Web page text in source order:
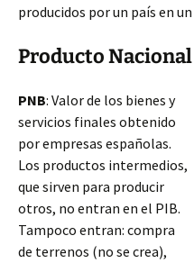
producidos por un país en
Producto
PNB: Valor de los bienes y
servicios finales obtenido
por empresas españolas.
Los productos intermedios,
que sirven para producir
otros, no entran en el PIB.
Tampoco entran: compra
de terrenos (no se crea),